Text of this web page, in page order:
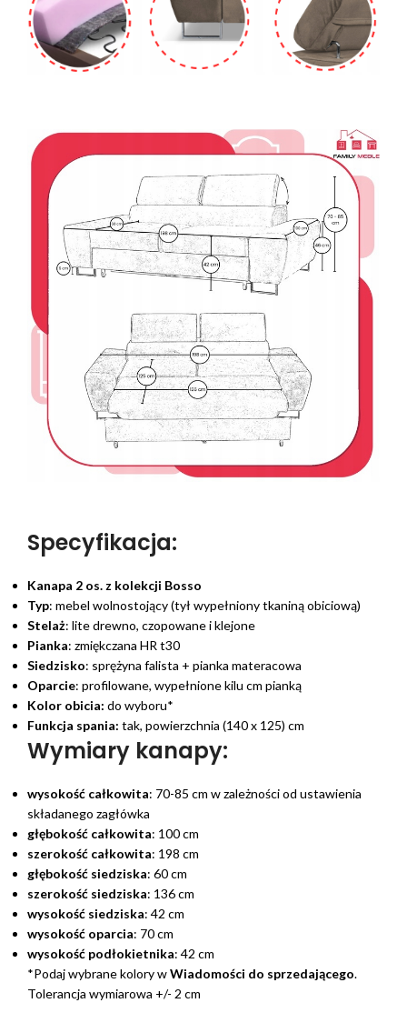
Specyfikacja:
Kanapa 2 os. z kolekcji Bosso
Typ: mebel wolnostojący (tył wypełniony tkaniną obiciową)
Stelaż: lite drewno, czopowane i klejone
Pianka: zmiękczana HR t30
Siedzisko: sprężyna falista + pianka materacowa
Oparcie: profilowane, wypełnione kilu cm pianką
Kolor obicia: do wyboru*
Funkcja spania: tak, powierzchnia (140 x 125) cm
Wymiary kanapy:
wysokość całkowita: 70-85 cm w zależności od ustawienia
składanego zagłówka
głębokość całkowita: 100 cm
szerokość całkowita: 198 cm
głębokość siedziska: 60 cm
szerokość siedziska: 136 cm
wysokość siedziska: 42 cm
wysokość oparcia: 70 cm
wysokość podłokietnika: 42 cm
*Podaj wybrane kolory wWiadomości do sprzedającego.
Tolerancja wymiarowa +/- 2 cm